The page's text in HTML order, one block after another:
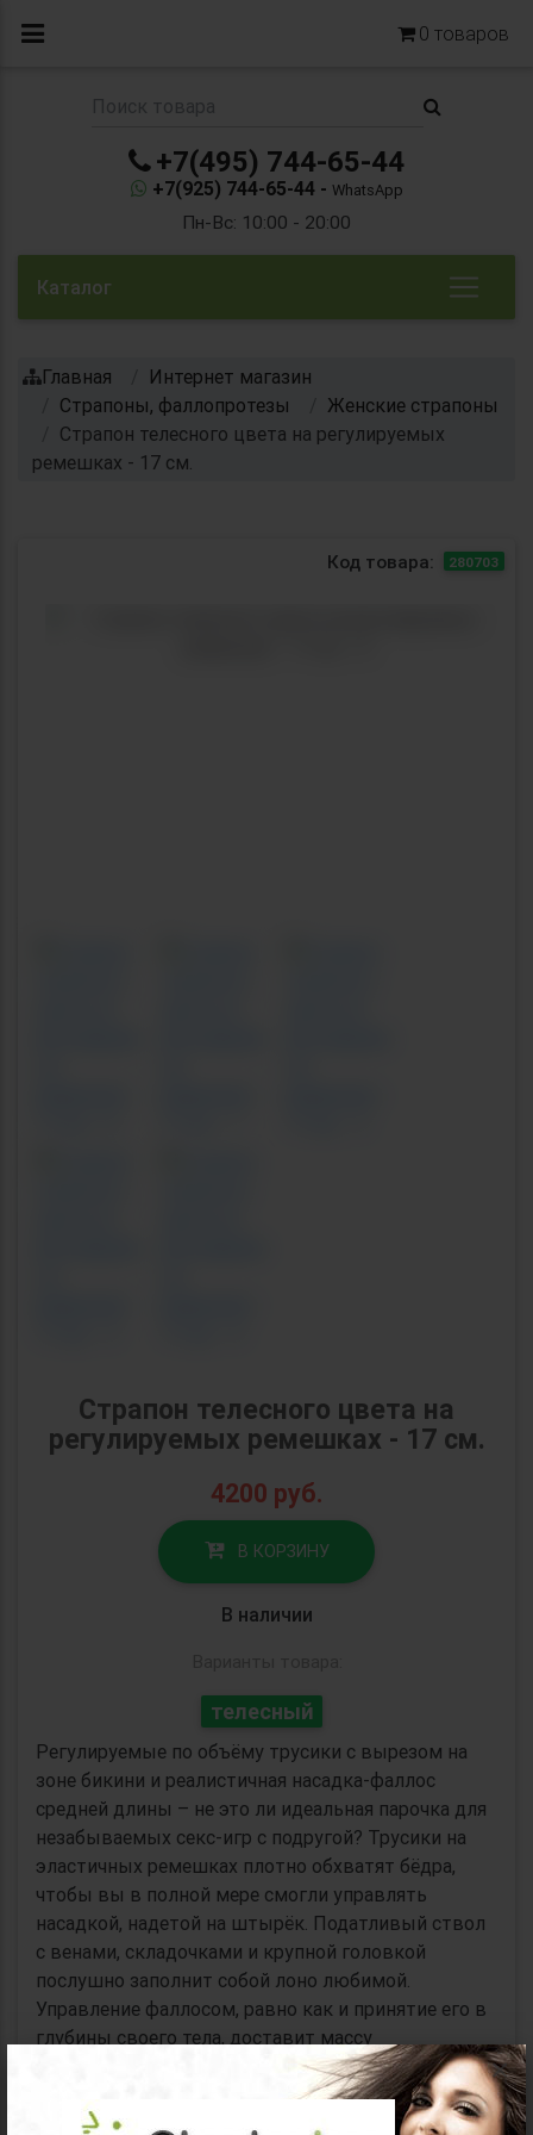
×
0 товаров
+7(495) 744-65-44
+7(925) 744-65-44 - WhatsApp
Пн-Вс: 10:00 - 20:00
Каталог
Главная
Интернет магазин
Страпоны, фаллопротезы
Женские страпоны
Страпон телесного цвета на регулируемых
ремешках - 17 см.
Код товара: 280703
Страпон телесного цвета на
регулируемых ремешках - 17 см.
4200 руб.
В КОРЗИНУ
В наличии
телесный
Регулируемые по объёму трусики с вырезом на
зоне бикини и реалистичная насадка-фаллос
средней длины – не это ли идеальная парочка для
незабываемых секс-игр с подругой? Трусики на
эластичных ремешках плотно обхватят бёдра,
чтобы вы в полной мере смогли управлять
насадкой, надетой на штырёк. Податливый ствол
с венами, складочками и крупной головкой
послушно заполнит собой лоно любимой.
Управление фаллосом, равно как и принятие его в
глубины своего тела, доставит массу
удовольствия и подарит по-настоящему яркие
Коллекция: